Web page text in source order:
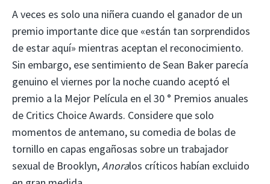
A veces es solo una niñera cuando el ganador de un
premio importante dice que «están tan sorprendidos
de estar aquí» mientras aceptan el reconocimiento.
Sin embargo, ese sentimiento de Sean Baker parecía
genuino el viernes por la noche cuando aceptó el
premio a la Mejor Película en el 30 ° Premios anuales
de Critics Choice Awards. Considere que solo
momentos de antemano, su comedia de bolas de
tornillo en capas engañosas sobre un trabajador
sexual de Brooklyn,Anoralos críticos habían excluido